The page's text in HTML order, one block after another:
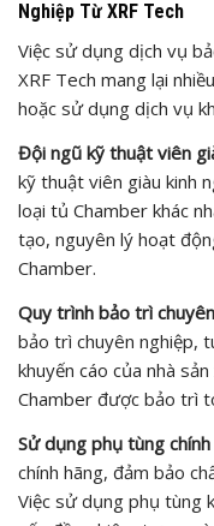
Nghiệp Từ XRF Tech
Việc sử dụng dịch vụ
XRF Tech mang lại
hoặc sử dụng dịch vụ
Đội ngũ kỹ thuật viên
kỹ thuật viên giàu kinh
loại tủ Chamber khác
tạo, nguyên lý hoạt
Chamber.
Quy trình bảo trì
bảo trì chuyên nghiệp,
khuyến cáo của nhà
Chamber được bảo trì
Sử dụng phụ tùng chính
chính hãng, đảm bảo
Việc sử dụng phụ tùng